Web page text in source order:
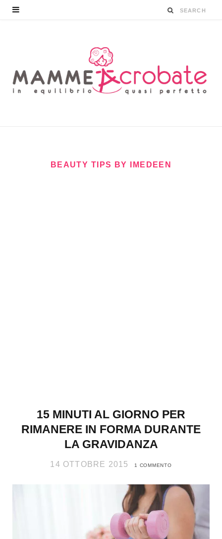
BEAUTY TIPS BY IMEDEEN
15 MINUTI AL GIORNO PER
RIMANERE IN FORMA DURANTE
LA GRAVIDANZA
14 OTTOBRE 2015 1 COMMENTO